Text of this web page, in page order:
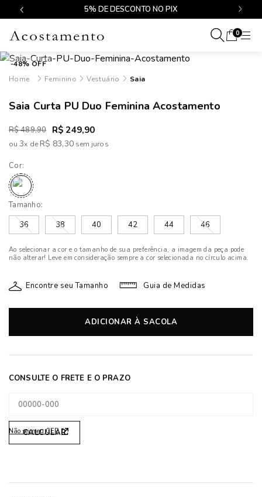
5% DE DESCONTO NO PIX
0
-48% OFF
Feminino
Vestuário Saia
Saia Curta PU Duo Feminina Acostamento
R$ 489,90 R$ 249,90
ou3x deR$ 83,30
Cor:
Tamanho:
36
38 40 42 44 46
Ao selecionar a cor e o tamanho de sua preferência, a imagem da peça pode
não alterar! Leve em consideração sempre a cor selecionada no círculo acima.
Encontre seu Tamanho Guia de Medidas
ADICIONAR À SACOLA
Não sei meu CEP